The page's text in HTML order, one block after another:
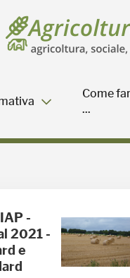
Come
...
-
2021 -
e